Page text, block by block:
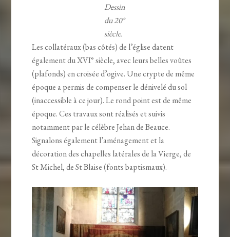
Dessin
du 20°
siècle.
Les collatéraux (bas côtés) de l’église datent
également du XVI° siècle, avec leurs belles voûtes
(plafonds) en croisée d’ogive. Une crypte de même
époque a permis de compenser le dénivelé du sol
(inaccessible à ce jour). Le rond point est de même
époque. Ces travaux sont réalisés et suivis
notamment par le célèbre Jehan de Beauce.
Signalons également l’aménagement et la
décoration des chapelles latérales de la Vierge, de
St Michel, de St Blaise (fonts baptismaux).